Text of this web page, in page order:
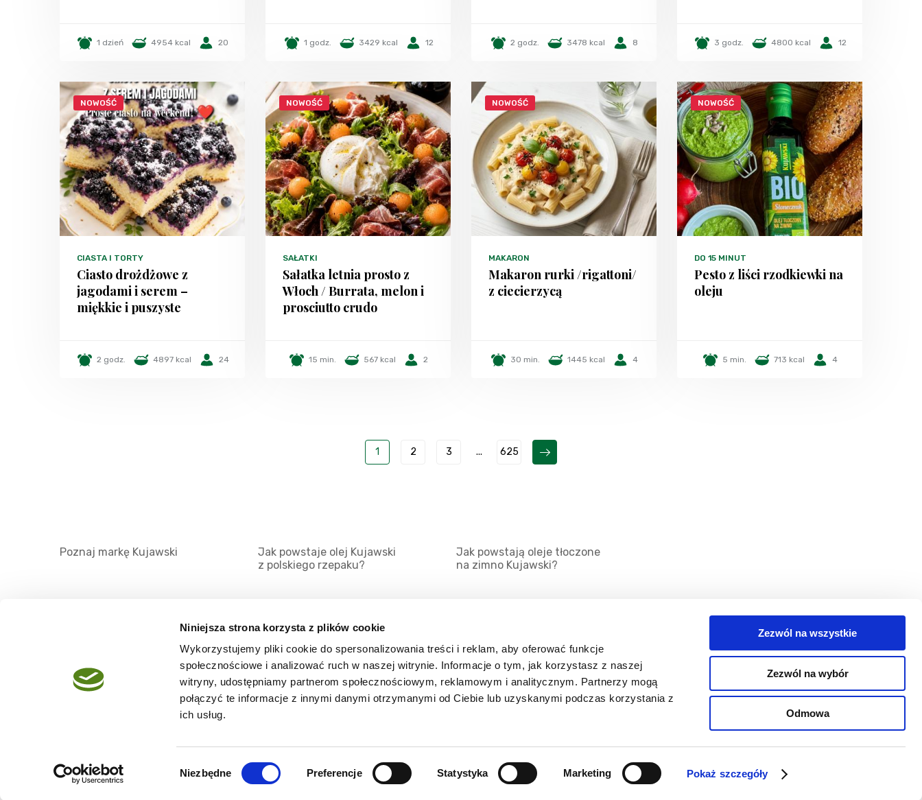
Niniejsza strona korzysta z plików cookie
Wykorzystujemy pliki cookie do spersonalizowania treści i reklam, aby oferować funkcje
społecznościowe i analizować ruch w naszej witrynie. Informacje o tym, jak korzystasz z naszej
witryny, udostępniamy partnerom społecznościowym, reklamowym i analitycznym. Partnerzy mogą
połączyć te informacje z innymi danymi otrzymanymi od Ciebie lub uzyskanymi podczas korzystania z
ich usług.
Niezbędne Preferencje Statystyka Marketing Pokaż szczegóły
Zezwól na wszystkie
Zezwól na wybór
Odmowa
1 dzień 4954 kcal 20 1 godz. 3429 kcal 12 2 godz. 3478 kcal 8 3 godz. 4800 kcal 12
NOWOŚĆ
CIASTA I TORTY
Ciasto drożdżowe z
jagodami i serem –
miękkie i puszyste
2 godz. 4897 kcal 24
NOWOŚĆ
SAŁATKI
Sałatka letnia prosto z
Włoch / Burrata, melon i
prosciutto crudo
15 min. 567 kcal 2
NOWOŚĆ
MAKARON
Makaron rurki /rigattoni/
z ciecierzycą
30 min. 1445 kcal 4
NOWOŚĆ
DO 15 MINUT
Pesto z liści rzodkiewki na
oleju
5 min. 713 kcal 4
1 2 3 ... 625
Poznaj markę Kujawski
Jak powstaje olej Kujawski
z polskiego rzepaku?
Jak powstają oleje tłoczone
na zimno Kujawski?
Regulamin
Mapa serwisu
Kanały RSS
Porady
Kategorie
Kontakt
Zaloguj się
Copyright @2026 zpierwszegotloczenia.pl